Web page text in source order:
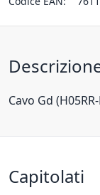
Cavo Gd
Capitolati